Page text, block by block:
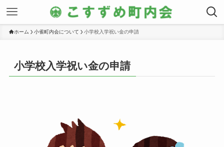
ホーム 小雀町内会について 小学校入学祝い金の申請
小学校入学祝い金の申請